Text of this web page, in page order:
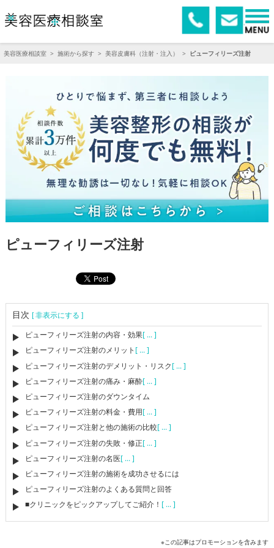
美容医療相談室 > 施術から探す > 美容皮膚科（注射・注入） > ピューフィリーズ注射
ピューフィリーズ注射
目次[ 非表示にする ]
ピューフィリーズ注射の内容・効果[ ... ]
ピューフィリーズ注射のメリット [ ... ]
ピューフィリーズ注射のデメリット・リスク[ ... ]
ピューフィリーズ注射の痛み・麻酔[ ... ]
ピューフィリーズ注射のダウンタイム
ピューフィリーズ注射の料金・費用[ ... ]
ピューフィリーズ注射と他の施術の比較[ ... ]
ピューフィリーズ注射の失敗・修正[ ... ]
ピューフィリーズ注射の名医[ ... ]
ピューフィリーズ注射の施術を成功させるには
ピューフィリーズ注射のよくある質問と回答
■クリニックをピックアップしてご紹介！ [ ... ]
※この記事はプロモーションを含みます